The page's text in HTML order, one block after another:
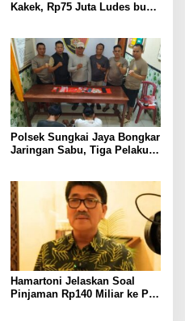
Kakek, Rp75 Juta Ludes buat
Polsek Sungkai Jaya Bongkar
Jaringan Sabu, Tiga Pelaku
Hamartoni Jelaskan Soal
Pinjaman Rp140 Miliar ke PT